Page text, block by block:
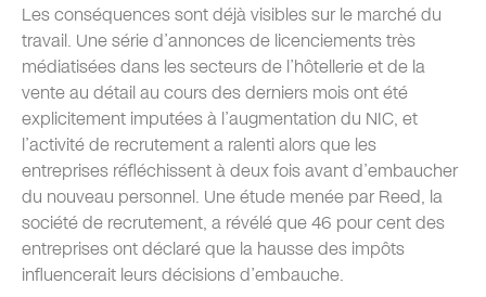
Les conséquences sont déjà visibles sur le marché du
travail. Une série d’annonces de licenciements très
médiatisées dans les secteurs de l’hôtellerie et de la
vente au détail au cours des derniers mois ont été
explicitement imputées à l’augmentation du NIC, et
l’activité de recrutement a ralenti alors que les
entreprises réfléchissent à deux fois avant d’embaucher
du nouveau personnel. Une étude menée par Reed, la
société de recrutement, a révélé que 46 pour cent des
entreprises ont déclaré que la hausse des impôts
influencerait leurs décisions d’embauche.